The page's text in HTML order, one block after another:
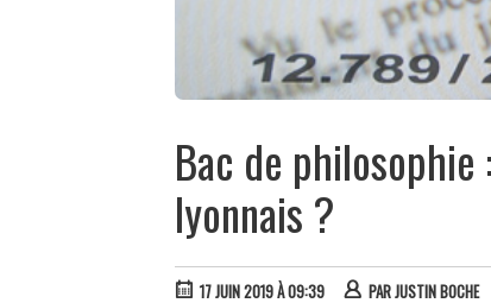
Bac de
lyonnais ?
17 JUIN 2019 À 09:39 PARJUSTIN BOCHE